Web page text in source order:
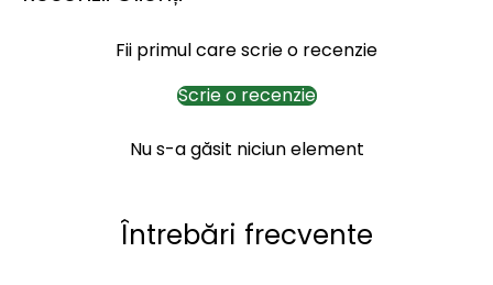
Fii primul care scrie o recenzie
Scrie o recenzie
Nu s-a găsit niciun element
Întrebări frecvente